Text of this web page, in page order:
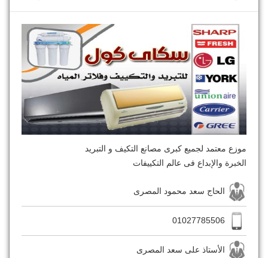
موزع معتمد لجميع كبرى مصانع التكيف و التبريد
الخبرة والإبداع فى عالم التكييفات
الحاج سعد محمود المصرى
الأستاذ على سعد المصرى